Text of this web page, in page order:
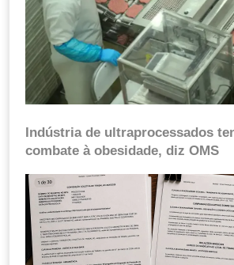
Indústria de ultraprocessados
combate à obesidade, diz OMS